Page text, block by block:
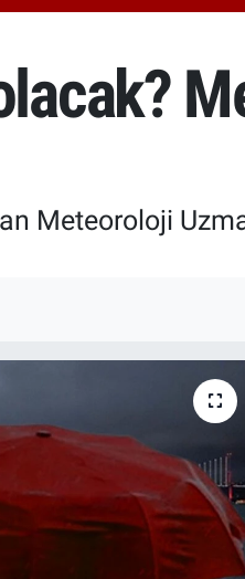
Meteoroloji